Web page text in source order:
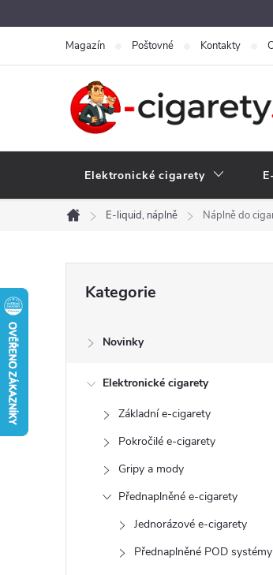
na
Magazín Poštovné Kontakty
Elektronické cigarety
Domů
E-liquid, náplně Náplně do
kategorie
Kategorie
Novinky
Elektronické cigarety
Základní e-cigarety
Pokročilé e-cigarety
Gripy a mody
Přednaplněné e-cigarety
Jednorázové e-cigarety
Přednaplněné POD systémy